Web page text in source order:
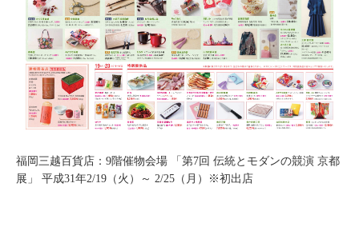
福岡三越百貨店：9階催物会場 「第7回 伝統とモダンの競演 京都
展」 平成31年2/19（火）～ 2/25（月）※初出店